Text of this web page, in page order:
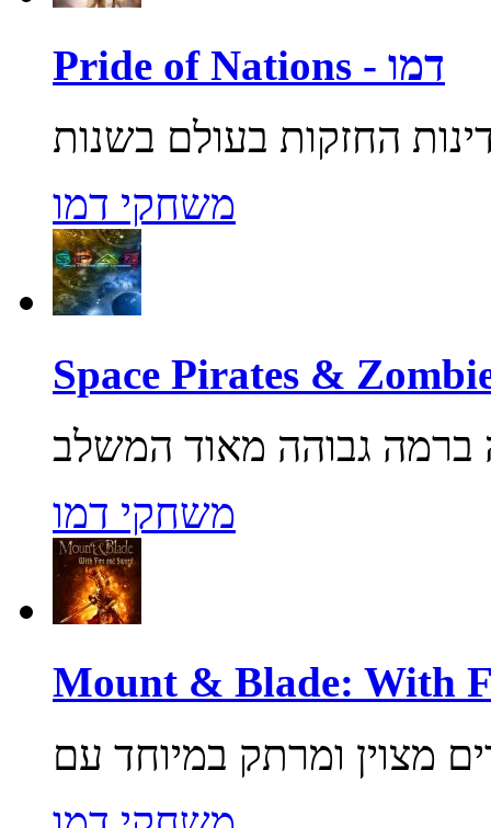
Pride of Nations - דמו
משחקי דמו
משחקי דמו